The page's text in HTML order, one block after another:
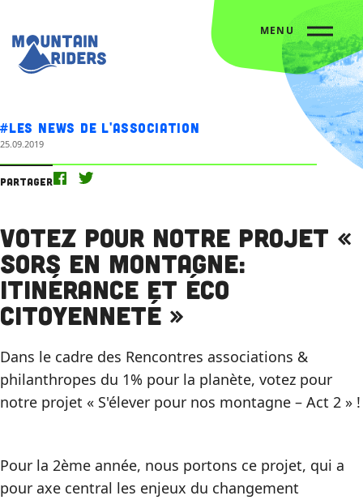
MENU
#Les news de l'association
25.09.2019
Partager
Votez pour notre projet «
Sors en montagne:
itinérance et éco
citoyenneté »
Dans le cadre des Rencontres associations &
philanthropes du 1% pour la planète, votez pour
notre projet « S'élever pour nos montagne – Act 2 » !
Pour la 2ème année, nous portons ce projet, qui a
pour axe central les enjeux du changement